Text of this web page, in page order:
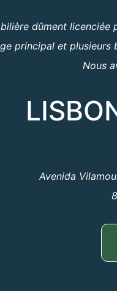
dûment licenciée
principal et
Nous
Avenida